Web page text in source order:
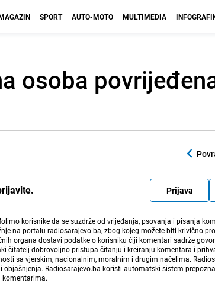
SPORT AUTO-MOTO MULTIMEDIA
osoba
Prijava
korisnike da se suzdrže od vrijeđanja, psovanja i pisanja
na portalu radiosarajevo.ba, zbog kojeg možete biti krivično
organa dostavi podatke o korisniku čiji komentari sadrže
čitatelj dobrovoljno pristupa čitanju i kreiranju komentara i
sa vjerskim, nacionalnim, moralnim i drugim načelima.
Radiosarajevo.ba koristi automatski sistem
komentarima.